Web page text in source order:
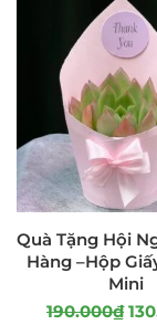
Quà Tặng Hội
Hàng –Hộp
Mini
190.000₫